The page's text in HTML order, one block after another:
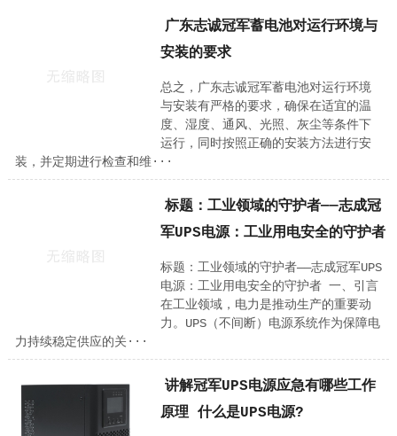
广东志诚冠军蓄电池​对运行环境与
安装的要求
总之，广东志诚冠军蓄电池​对运行环境
与安装有严格的要求，确保在适宜的温
度、湿度、通风、光照、灰尘等条件下
运行，同时按照正确的安装方法进行安
装，并定期进行检查和维···
标题：工业领域的守护者——志成冠
军UPS电源：工业用电安全的守护者
标题：工业领域的守护者——志成冠军UPS
电源：工业用电安全的守护者 一、引言
在工业领域，电力是推动生产的重要动
力。UPS（不间断）电源系统作为保障电
力持续稳定供应的关···
讲解冠军UPS电源应急有哪些工作
原理 什么是UPS电源?